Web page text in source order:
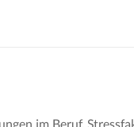
im Beruf,